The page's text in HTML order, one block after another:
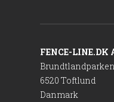
FENCE-LINE.DK
6520 Toftlund
Danmark